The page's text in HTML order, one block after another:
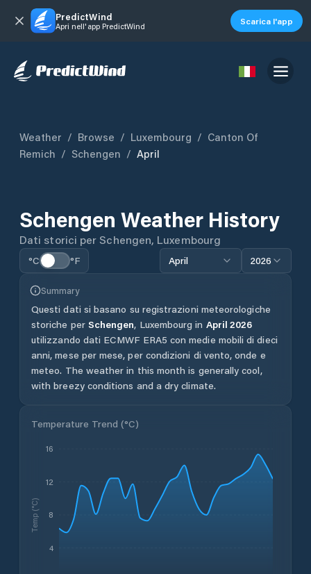
PredictWind
Apri nell'app PredictWind Scarica l'app
Weather / Browse / Luxembourg / Canton Of
Remich / Schengen / April
Schengen Weather History
Dati storici per Schengen, Luxembourg
°C °F April 2026
Summary
Questi dati si basano su registrazioni meteorologiche
storiche per Schengen, Luxembourg in April 2026
utilizzando dati ECMWF ERA5 con medie mobili di dieci
anni, mese per mese, per condizioni di vento, onde e
meteo. The weather in this month is generally cool,
with breezy conditions and a dry climate.
Temperature Trend (°C)
4
8
12
16
Temp (°C)